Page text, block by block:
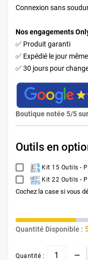
Connexion sans
Nos engagements
✅ Produit garanti
✅ Expédié le jour
✅ 30 jours pour
Boutique notée 5/5
Outils en
Kit 15 Outils -
Kit 22 Outils -
Cochez la case si vous
Quantité :
Quantité Disponible :